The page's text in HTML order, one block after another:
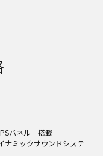
パネル」搭載
ナミックサウンドシステ